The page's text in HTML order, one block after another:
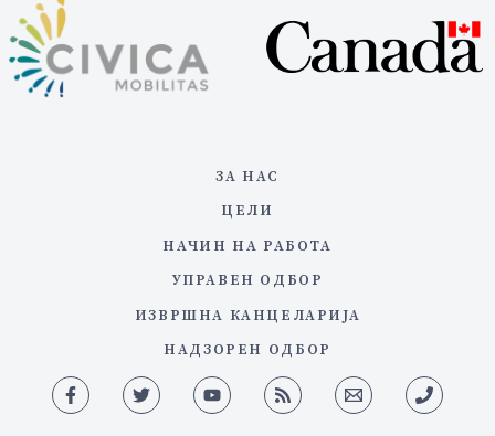
ЗА НАС
ЦЕЛИ
НАЧИН НА РАБОТА
УПРАВЕН ОДБОР
ИЗВРШНА КАНЦЕЛАРИЈА
НАДЗОРЕН ОДБОР